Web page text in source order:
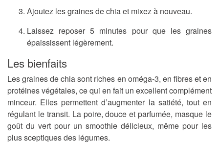
Ajoutez les graines de chia et mixez à nouveau.
Laissez reposer 5 minutes pour que les graines
épaississent légèrement.
Les bienfaits
Les graines de chia sont riches en oméga-3, en fibres et en
protéines végétales, ce qui en fait un excellent complément
minceur. Elles permettent d’augmenter la satiété, tout en
régulant le transit. La poire, douce et parfumée, masque le
goût du vert pour un smoothie délicieux, même pour les
plus sceptiques des légumes.